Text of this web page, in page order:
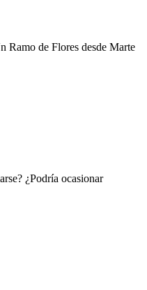
Ramo de Flores desde Marte
¿Podría ocasionar